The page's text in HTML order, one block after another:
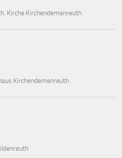
Kirche Kirchendemenreuth
Kirchendemenreuth